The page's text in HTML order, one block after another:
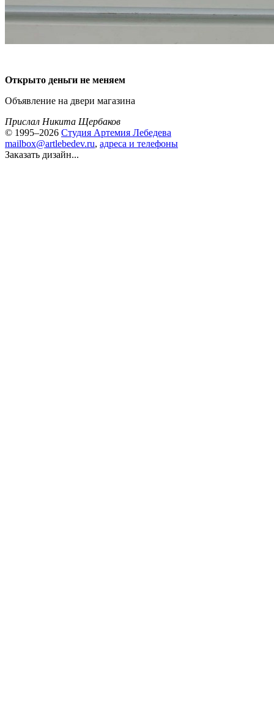
Открыто деньги не меняем
Объявление на двери магазина
Прислал Никита Щербаков
© 1995–2026 Студия Артемия Лебедева
mailbox@artlebedev.ru, адреса и телефоны
Заказать дизайн...